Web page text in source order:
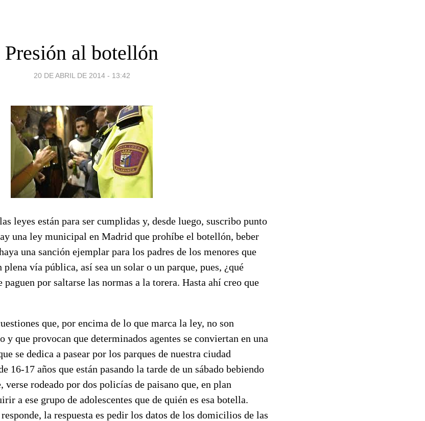
Presión al botellón
20 DE ABRIL DE 2014 - 13:42
leyes están para ser cumplidas y, desde luego, suscribo punto
una ley municipal en Madrid que prohíbe el botellón, beber
una sanción ejemplar para los padres de los menores que
vía pública, así sea un solar o un parque, pues, ¿qué
paguen por saltarse las normas a la torera. Hasta ahí creo que
que, por encima de lo que marca la ley, no son
y que provocan que determinados agentes se conviertan en una
se dedica a pasear por los parques de nuestra ciudad
16-17 años que están pasando la tarde de un sábado bebiendo
verse rodeado por dos policías de paisano que, en plan
a ese grupo de adolescentes que de quién es esa botella.
la respuesta es pedir los datos de los domicilios de las